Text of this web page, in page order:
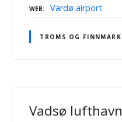
WEB Vardø airport
TROMS OG FINNMARK
Vadsø lufthavn